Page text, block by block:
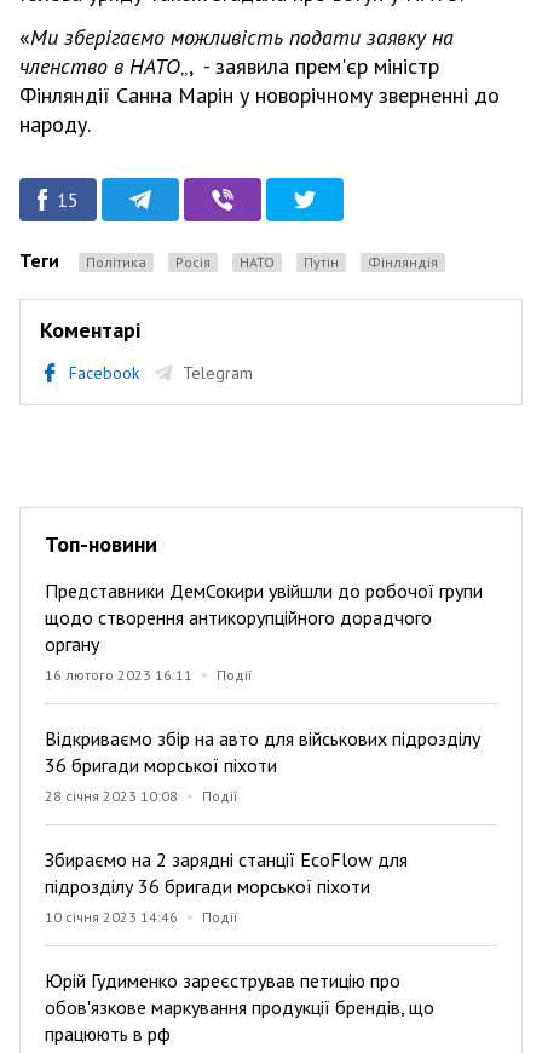
«Ми зберігаємо можливість подати заявку на
членство в НАТО„, - заявила прем'єр міністр
Фінляндії Санна Марін у новорічному зверненні до
народу.
15
Теги Політика Росія НАТО Путін фінляндія
Коментарі
Facebook Telegram
Топ-новини
Представники ДемСокири увійшли до робочої групи
щодо створення антикорупційного дорадчого
органу
16 лютого 2023 16:11 Події
Відкриваємо збір на авто для військових підрозділу
36 бригади морської піхоти
28 січня 2023 10:08 Події
Збираємо на 2 зарядні станції EcoFlow для
підрозділу 36 бригади морської піхоти
10 січня 2023 14:46 Події
Юрій Гудименко зареєстрував петицію про
обов'язкове маркування продукції брендів, що
працюють в рф